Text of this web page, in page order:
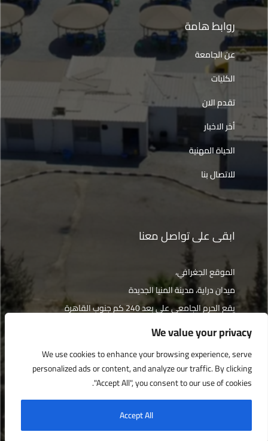
We value your privacy
We use cookies to enhance your browsing experience, serve
personalized ads or content, and analyze our traffic. By clicking
"Accept All", you consent to our use of cookies.
Accept All
روابط هامة
عن الجامعة
الكليات
تقدم الان
أخر الاخبار
الحياة المهنية
للاتصال بنا
ابقى على تواصل معنا
الموقع الجغرافي،
ميدان دراية، مدينة المنيا الجديدة
يقع الحرم الجامعي على بعد 240 كم جنوب القاهرة
الإتجاهات
جميع الحقوق محفوظة © جامعة دراية 2022